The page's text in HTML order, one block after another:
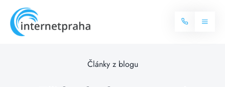
content
Toggle
Články z blogu